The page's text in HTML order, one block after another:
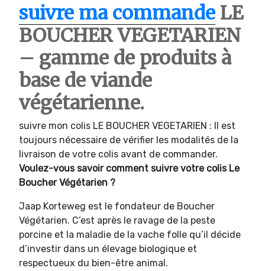
suivre ma commande LE
BOUCHER VEGETARIEN
– gamme de produits à
base de viande
végétarienne.
suivre mon colis LE BOUCHER VEGETARIEN : Il est
toujours nécessaire de vérifier les modalités de la
livraison de votre colis avant de commander.
Voulez-vous savoir comment suivre votre colis Le
Boucher Végétarien ?
Jaap Korteweg est le fondateur de Boucher
Végétarien. C’est après le ravage de la peste
porcine et la maladie de la vache folle qu’il décide
d’investir dans un élevage biologique et
respectueux du bien-être animal.